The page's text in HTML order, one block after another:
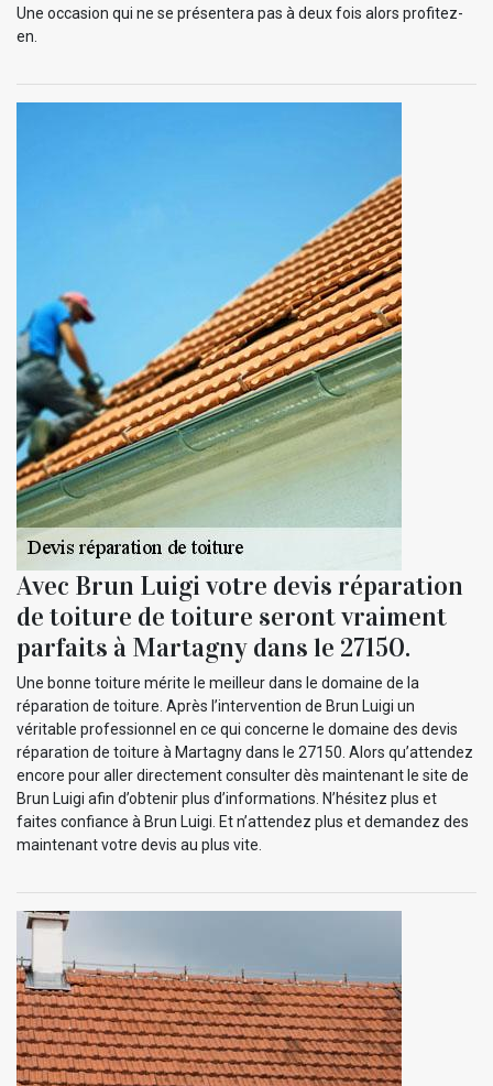
Une occasion qui ne se présentera pas à deux fois alors profitez-
en.
Avec Brun Luigi votre devis réparation
de toiture de toiture seront vraiment
parfaits à Martagny dans le 27150.
Une bonne toiture mérite le meilleur dans le domaine de la
réparation de toiture. Après l’intervention de Brun Luigi un
véritable professionnel en ce qui concerne le domaine des devis
réparation de toiture à Martagny dans le 27150. Alors qu’attendez
encore pour aller directement consulter dès maintenant le site de
Brun Luigi afin d’obtenir plus d’informations. N’hésitez plus et
faites confiance à Brun Luigi. Et n’attendez plus et demandez des
maintenant votre devis au plus vite.